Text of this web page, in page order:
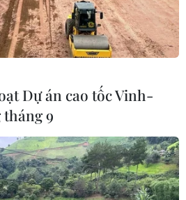
Dự án cao tốc Vinh-
9